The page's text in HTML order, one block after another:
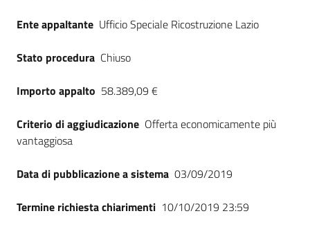
Ente appaltante Ufficio Speciale Ricostruzione Lazio
Stato procedura Chiuso
Importo appalto 58.389,09 €
Criterio di aggiudicazione Offerta economicamente più
vantaggiosa
Data di pubblicazione a sistema 03/09/2019
Termine richiesta chiarimenti 10/10/2019 23:59